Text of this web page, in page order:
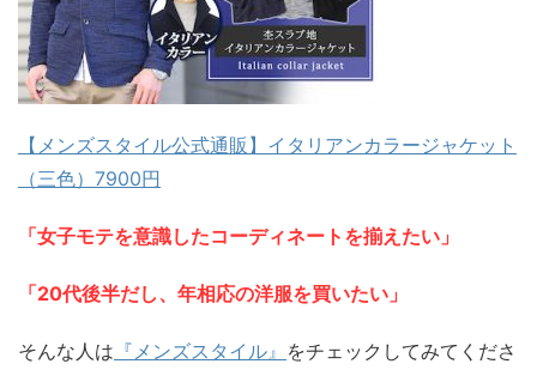
【メンズスタイル公式通販】イタリアンカラージャケット
（三色）7900円
「女子モテを意識したコーディネートを揃えたい」
「20代後半だし、年相応の洋服を買いたい」
そんな人は 『メンズスタイル』 をチェックしてみてくださ